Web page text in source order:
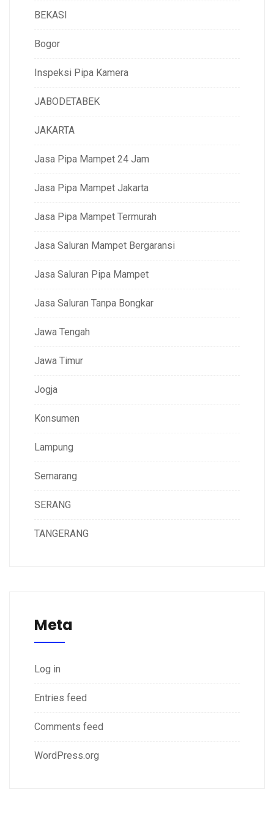
BEKASI
Bogor
Inspeksi Pipa Kamera
JABODETABEK
JAKARTA
Jasa Pipa Mampet 24 Jam
Jasa Pipa Mampet Jakarta
Jasa Pipa Mampet Termurah
Jasa Saluran Mampet Bergaransi
Jasa Saluran Pipa Mampet
Jasa Saluran Tanpa Bongkar
Jawa Tengah
Jawa Timur
Jogja
Konsumen
Lampung
Semarang
SERANG
TANGERANG
Meta
Log in
Entries feed
Comments feed
WordPress.org